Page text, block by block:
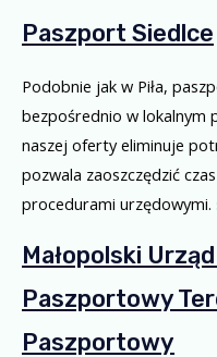
Paszport Siedlce
Podobnie jak w Piła,
bezpośrednio w lokalnym
naszej oferty eliminuje
pozwala zaoszczędzić
procedurami urzędowymi.
Małopolski
Paszportowy
Paszportowy